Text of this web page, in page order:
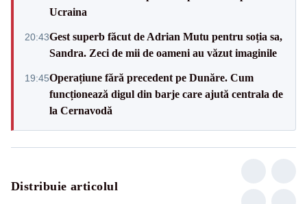
Ucraina
20:43Gest superb făcut de Adrian Mutu pentru soția sa,
Sandra. Zeci de mii de oameni au văzut imaginile
19:45Operațiune fără precedent pe Dunăre. Cum
funcționează digul din barje care ajută centrala de
la Cernavodă
Distribuie articolul